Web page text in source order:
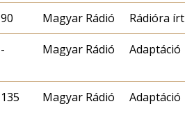
90 Magyar Rádió Rádióra írt
- Magyar Rádió Adaptáció
135 Magyar Rádió Adaptáció